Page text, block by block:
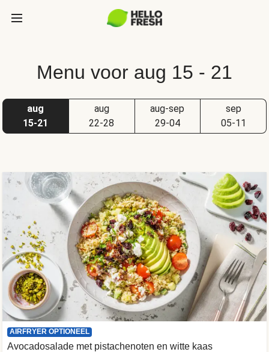
Menu voor aug 15 - 21
aug
15-21
aug
22-28
aug-sep
29-04
sep
05-11
AIRFRYER OPTIONEEL
Avocadosalade met pistachenoten en witte kaas